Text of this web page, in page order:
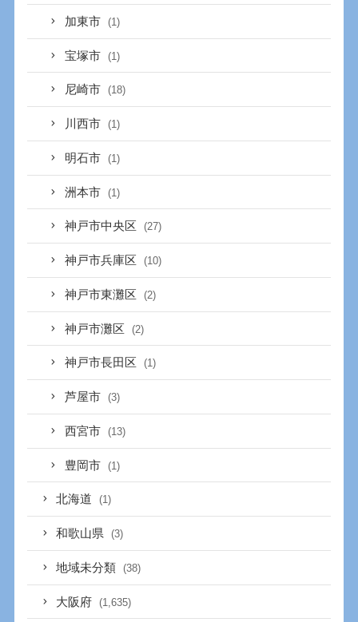
加東市 (1)
宝塚市 (1)
尼崎市 (18)
川西市 (1)
明石市 (1)
洲本市 (1)
神戸市中央区 (27)
神戸市兵庫区 (10)
神戸市東灘区 (2)
神戸市灘区 (2)
神戸市長田区 (1)
芦屋市 (3)
西宮市 (13)
豊岡市 (1)
北海道 (1)
和歌山県 (3)
地域未分類 (38)
大阪府 (1,635)